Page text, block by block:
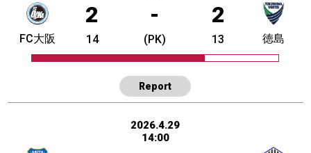
2 - 2
FC大阪 14 (PK) 13 徳島
Report
2026.4.29
14:00